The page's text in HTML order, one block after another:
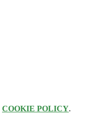
COOKIE POLICY.